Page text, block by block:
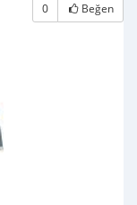
0 Beğen